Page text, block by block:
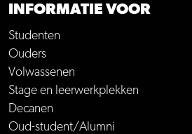
INFORMATIE VOOR
Studenten
Ouders
Volwassenen
Stage en leerwerkplekken
Decanen
Oud-student/Alumni